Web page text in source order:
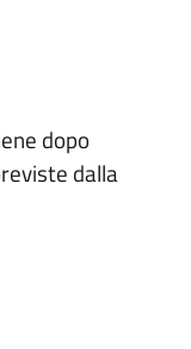
dopo
dalla